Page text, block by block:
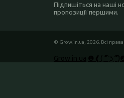
Підпишіться на наші
пропозиції першими.
© Grow.in.ua, 2026. Всі права